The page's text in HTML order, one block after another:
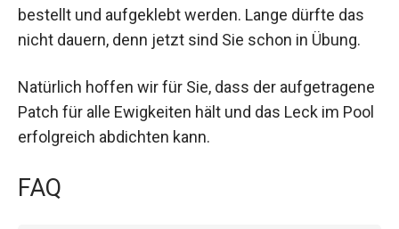
bestellt und aufgeklebt werden. Lange dürfte das
nicht dauern, denn jetzt sind Sie schon in Übung.
Natürlich hoffen wir für Sie, dass der aufgetragene
Patch für alle Ewigkeiten hält und das Leck im Pool
erfolgreich abdichten kann.
FAQ